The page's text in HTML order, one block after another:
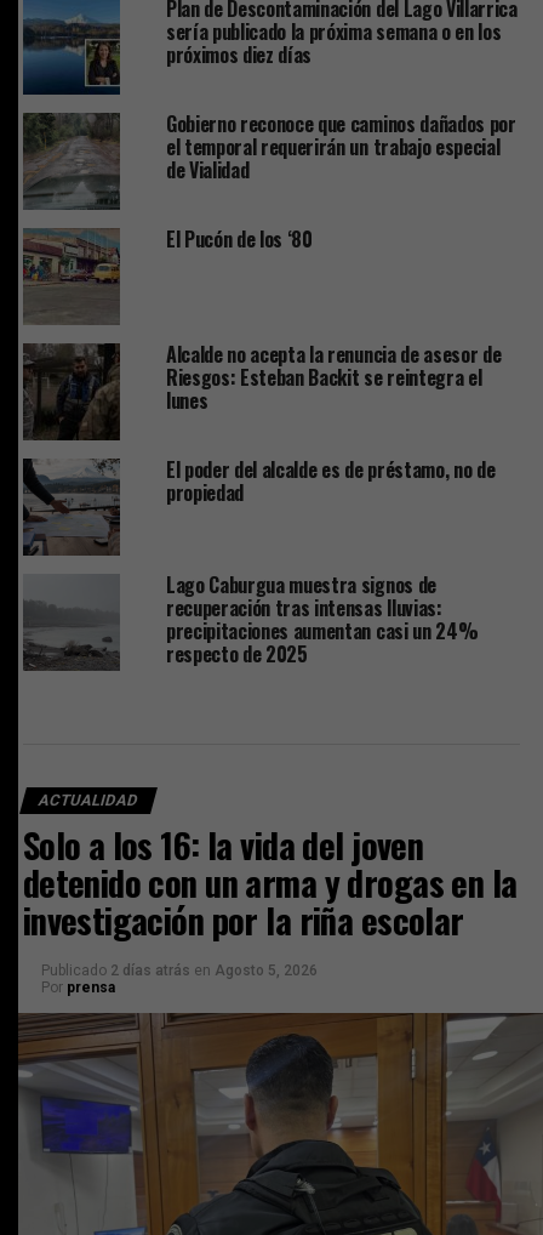
Plan de Descontaminación del Lago Villarrica
sería publicado la próxima semana o en los
próximos diez días
Gobierno reconoce que caminos dañados por
el temporal requerirán un trabajo especial
de Vialidad
El Pucón de los ‘80
Alcalde no acepta la renuncia de asesor de
Riesgos: Esteban Backit se reintegra el
lunes
El poder del alcalde es de préstamo, no de
propiedad
Lago Caburgua muestra signos de
recuperación tras intensas lluvias:
precipitaciones aumentan casi un 24%
respecto de 2025
ACTUALIDAD
Solo a los 16: la vida del joven
detenido con un arma y drogas en la
investigación por la riña escolar
Publicado 2 días atrás en Agosto 5, 2026
Por prensa